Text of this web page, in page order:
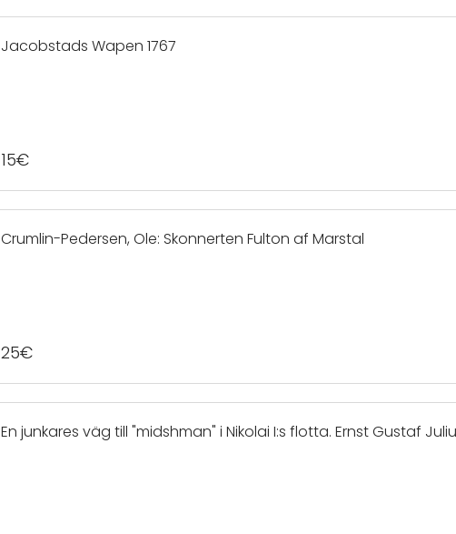
Jacobstads Wapen 1767
15€
Crumlin-Pedersen, Ole: Skonnerten Fulton af Marstal
25€
En junkares väg till "midshman" i Nikolai I:s flotta. Ernst Gustaf